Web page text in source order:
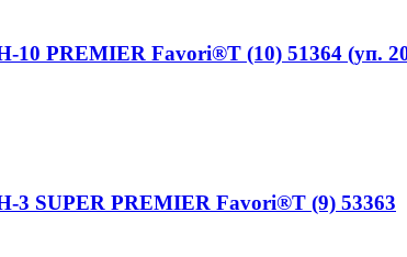
PREMIER Favori®T (10) 51364 (уп.
SUPER PREMIER Favori®T (9) 53363